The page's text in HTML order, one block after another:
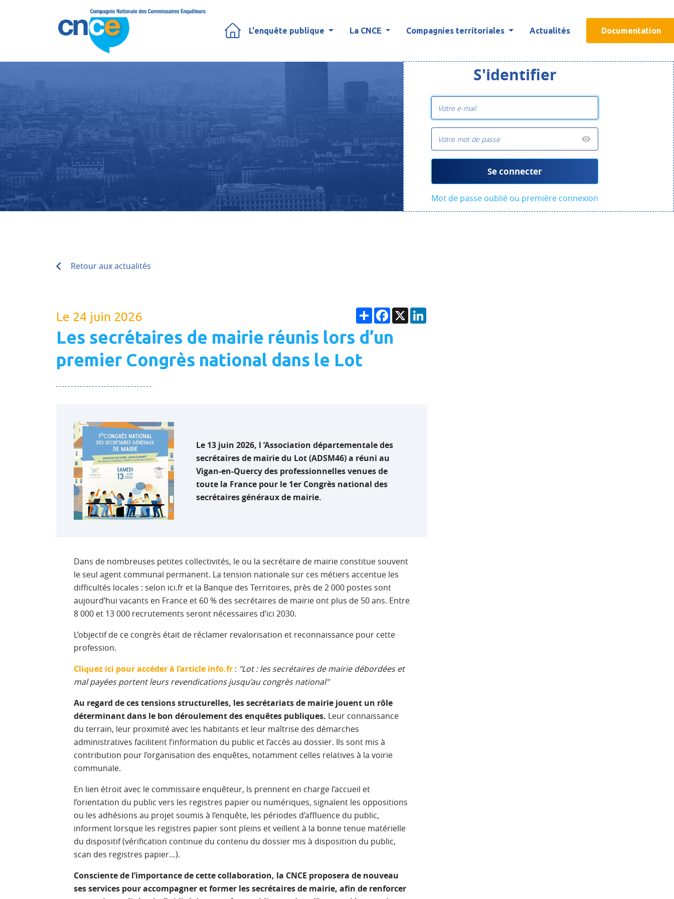
L'enquête publique La CNCE Compagnies territoriales Actualités Documentation
S'identifier
Se connecter
Mot de passe oublié ou première connexion
Retour aux actualités
Le 24 juin 2026 PartagerFacebook
X
Les secrétaires de mairie réunis lors d’un
premier Congrès national dans le Lot
Le 13 juin 2026, l ’Association départementale des
secrétaires de mairie du Lot (ADSM46) a réuni au
Vigan-en-Quercy des professionnelles venues de
toute la France pour le 1er Congrès national des
secrétaires généraux de mairie.
Dans de nombreuses petites collectivités, le ou la secrétaire de mairie constitue souvent
le seul agent communal permanent. La tension nationale sur ces métiers accentue les
difficultés locales : selon ici.fr et la Banque des Territoires, près de 2 000 postes sont
aujourd’hui vacants en France et 60 % des secrétaires de mairie ont plus de 50 ans. Entre
8 000 et 13 000 recrutements seront nécessaires d’ici 2030.
L’objectif de ce congrès était de réclamer revalorisation et reconnaissance pour cette
profession.
Cliquez ici pour accéder à l’article info.fr : "Lot : les secrétaires de mairie débordées et
mal payées portent leurs revendications jusqu’au congrès national"
Au regard de ces tensions structurelles, les secrétariats de mairie jouent un rôle
déterminant dans le bon déroulement des enquêtes publiques. Leur connaissance
du terrain, leur proximité avec les habitants et leur maîtrise des démarches
administratives facilitent l’information du public et l’accès au dossier. Ils sont mis à
contribution pour l’organisation des enquêtes, notamment celles relatives à la voirie
communale.
En lien étroit avec le commissaire enquêteur, ls prennent en charge l’accueil et
l’orientation du public vers les registres papier ou numériques, signalent les oppositions
ou les adhésions au projet soumis à l’enquête, les périodes d’affluence du public,
informent lorsque les registres papier sont pleins et veillent à la bonne tenue matérielle
du dispositif (vérification continue du contenu du dossier mis à disposition du public,
scan des registres papier…).
Consciente de l’importance de cette collaboration, la CNCE proposera de nouveau
ses services pour accompagner et former les secrétaires de mairie, afin de renforcer